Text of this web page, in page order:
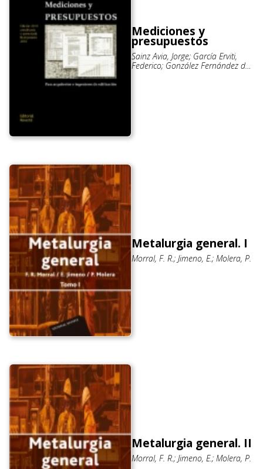
Mediciones y
presupuestos
Sainz Avia, Jorge; García Erviti,
Federico; González Fernández de
Metalurgia general. I
Morral, F. R.; Jimeno, E.; Molera, P.
Metalurgia general. II
Morral, F. R.; Jimeno, E.; Molera, P.